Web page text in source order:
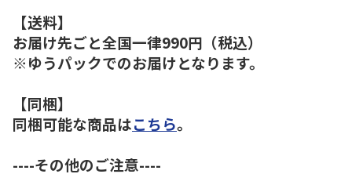
【送料】
お届け先ごと全国一律990円（税込）
※ゆうパックでのお届けとなります。
【同梱】
同梱可能な商品はこちら。
----その他のご注意----